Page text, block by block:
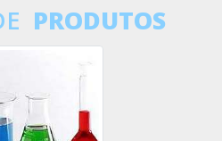
PRODUTOS